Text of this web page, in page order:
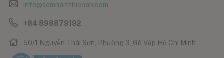
info@samnamthienan.com
+84 898879192
50/1 Nguyễn Thái Sơn, Phường 3, Gò Vấp Hồ Chí Minh